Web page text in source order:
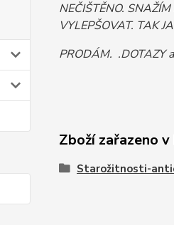
NEČIŠTĚNO.
VYLEPŠOVAT. TAK
PRODÁM. .DOTAZY
Zboží zařazeno
Starožitnosti-